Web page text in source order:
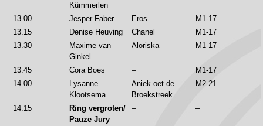
Kümmerlen
13.00 Jesper Faber Eros
M1-17
13.15
Denise Heuving Chanel
M1-17
13.30
Maxime van
Ginkel
Aloriska M1-17
13.45 Cora Boes –
M1-17
14.00
Lysanne
Klootsema
Aniek oet de
Broekstreek
M2-21
14.15
Ring vergroten/
Pauze Jury
– –